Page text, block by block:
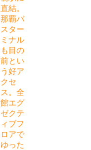
直結。
那覇バ
スター
ミナル
も目の
前とい
う好ア
クセ
ス。全
館エグ
ゼクテ
ィブフ
ロアで
ゆった